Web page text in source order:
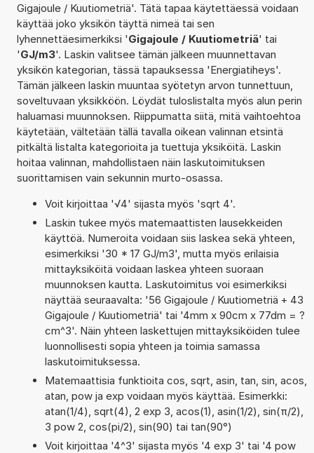
Gigajoule / Kuutiometriä'. Tätä tapaa käytettäessä voidaan
käyttää joko yksikön täyttä nimeä tai sen
lyhennettäesimerkiksi 'Gigajoule / Kuutiometriä' tai
'GJ/m3'. Laskin valitsee tämän jälkeen muunnettavan
yksikön kategorian, tässä tapauksessa 'Energiatiheys'.
Tämän jälkeen laskin muuntaa syötetyn arvon tunnettuun,
soveltuvaan yksikköön. Löydät tuloslistalta myös alun perin
haluamasi muunnoksen. Riippumatta siitä, mitä vaihtoehtoa
käytetään, vältetään tällä tavalla oikean valinnan etsintä
pitkältä listalta kategorioita ja tuettuja yksiköitä. Laskin
hoitaa valinnan, mahdollistaen näin laskutoimituksen
suorittamisen vain sekunnin murto-osassa.
Voit kirjoittaa '√4' sijasta myös 'sqrt 4'.
Laskin tukee myös matemaattisten lausekkeiden
käyttöä. Numeroita voidaan siis laskea sekä yhteen,
esimerkiksi '30 * 17 GJ/m3', mutta myös erilaisia
mittayksiköitä voidaan laskea yhteen suoraan
muunnoksen kautta. Laskutoimitus voi esimerkiksi
näyttää seuraavalta: '56 Gigajoule / Kuutiometriä + 43
Gigajoule / Kuutiometriä' tai '4mm x 90cm x 77dm = ?
cm^3'. Näin yhteen laskettujen mittayksiköiden tulee
luonnollisesti sopia yhteen ja toimia samassa
laskutoimituksessa.
Matemaattisia funktioita cos, sqrt, asin, tan, sin, acos,
atan, pow ja exp voidaan myös käyttää. Esimerkki:
atan(1/4), sqrt(4), 2 exp 3, acos(1), asin(1/2), sin(π/2),
3 pow 2, cos(pi/2), sin(90) tai tan(90°)
Voit kirjoittaa '4^3' sijasta myös '4 exp 3' tai '4 pow